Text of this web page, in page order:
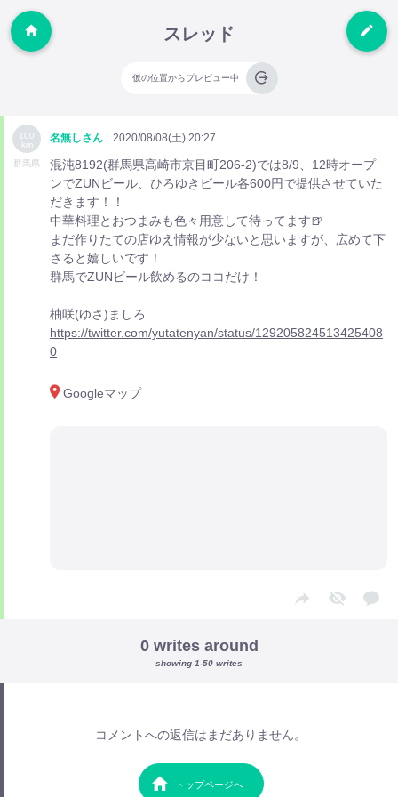
スレッド
仮の位置からプレビュー中
100
km
群馬県
名無しさん 2020/08/08(土) 20:27
混沌8192(群馬県高崎市京目町206-2)では8/9、12時オープ
ンでZUNビール、ひろゆきビール各600円で提供させていた
だきます！！
中華料理とおつまみも色々用意して待ってます🍺
まだ作りたての店ゆえ情報が少ないと思いますが、広めて下
さると嬉しいです！
群馬でZUNビール飲めるのココだけ！
柚咲(ゆさ)ましろ
https://twitter.com/yutatenyan/status/129205824513425408
0
Googleマップ
0 writes around
showing 1-50 writes
コメントへの返信はまだありません。
トップページへ